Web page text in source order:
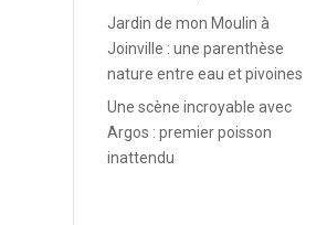
Jardin de mon Moulin à
Joinville : une parenthèse
nature entre eau et pivoines
Une scène incroyable avec
Argos : premier poisson
inattendu